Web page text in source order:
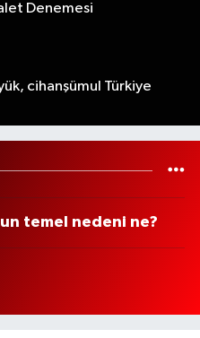
Denemesi
cihanşümul Türkiye
temel nedeni ne?